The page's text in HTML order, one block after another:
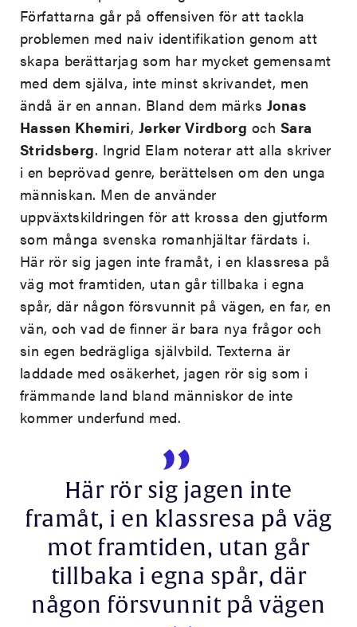
Författarna går på offensiven för att tackla
problemen med naiv identifikation genom att
skapa berättarjag som har mycket gemensamt
med dem själva, inte minst skrivandet, men
ändå är en annan. Bland dem märks Jonas
Hassen Khemiri, Jerker Virdborg och Sara
Stridsberg. Ingrid Elam noterar att alla skriver
i en beprövad genre, berättelsen om den unga
människan. Men de använder
uppväxtskildringen för att krossa den gjutform
som många svenska romanhjältar färdats i.
Här rör sig jagen inte framåt, i en klassresa på
väg mot framtiden, utan går tillbaka i egna
spår, där någon försvunnit på vägen, en far, en
vän, och vad de finner är bara nya frågor och
sin egen bedrägliga självbild. Texterna är
laddade med osäkerhet, jagen rör sig som i
främmande land bland människor de inte
kommer underfund med.
Här rör sig jagen inte
framåt, i en klassresa på väg
mot framtiden, utan går
tillbaka i egna spår, där
någon försvunnit på vägen